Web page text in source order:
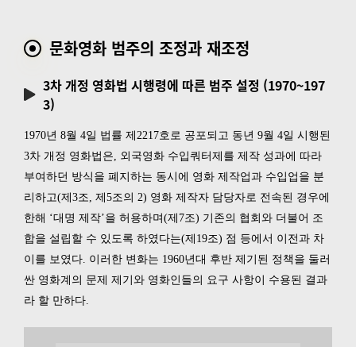
문화영화 범주의 조정과 재조정
3차 개정 영화법 시행령에 따른 범주 설정 (1970~197
3)
1970년 8월 4일 법률 제2217호로 공포되고 동년 9월 4일 시행된
3차 개정 영화법은, 외국영화 수입쿼터제를 제작 성과에 따라
부여하던 방식을 폐지하는 동시에 영화 제작업과 수입업을 분
리하고(제3조, 제5조의 2) 영화 제작자 담당자로 전속된 경우에
한해 ‘대명 제작’을 허용하며(제7조) 기존의 협회와 더불어 조
합을 설립할 수 있도록 하였다는(제19조) 점 등에서 이전과 차
이를 보였다. 이러한 변화는 1960년대 후반 제기된 정책을 둘러
싼 영화계의 문제 제기와 영화인들의 요구 사항이 수용된 결과
라 할 만하다.